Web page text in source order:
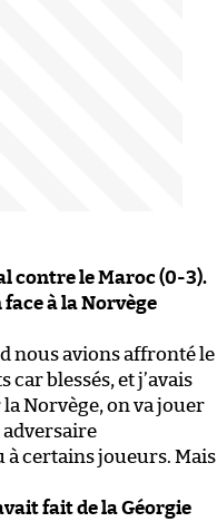
contre le Maroc (0-3).
à la Norvège
nous avions affronté le
blessés, et j’avais
Norvège, on va jouer
adversaire
certains joueurs. Mais
fait de la Géorgie